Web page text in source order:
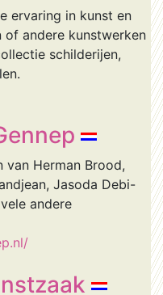
ervaring in kunst en
of andere kunstwerken
schilderijen,
van Herman Brood,
Jasoda Debi-
andere